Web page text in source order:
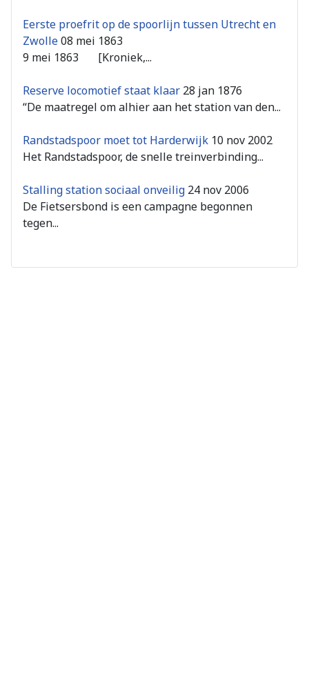
Eerste proefrit op de spoorlijn tussen Utrecht en
Zwolle08 mei 1863
9 mei 1863 [Kroniek,...
Reserve locomotief staat klaar 28 jan 1876
“De maatregel om alhier aan het station van den...
Randstadspoor moet tot Harderwijk 10 nov 2002
Het Randstadspoor, de snelle treinverbinding...
Stalling station sociaal onveilig 24 nov 2006
De Fietsersbond is een campagne begonnen
tegen...